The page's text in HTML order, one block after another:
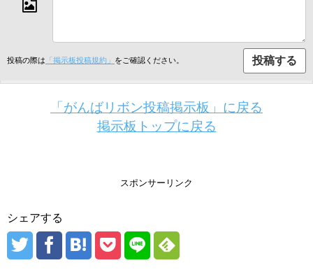
投稿の際は 「掲示板投稿規約」 をご確認ください。
「がんばリボン投稿掲示板」に戻る
掲示板トップに戻る
スポンサーリンク
シェアする